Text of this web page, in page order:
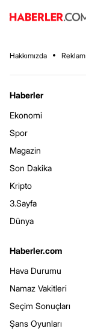
Hakkımızda Reklam
Haberler
Ekonomi
Spor
Magazin
Son Dakika
Kripto
3.Sayfa
Dünya
Haberler.com
Hava Durumu
Namaz Vakitleri
Seçim Sonuçları
Şans Oyunları